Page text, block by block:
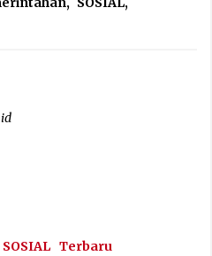
SOSIAL Terbaru